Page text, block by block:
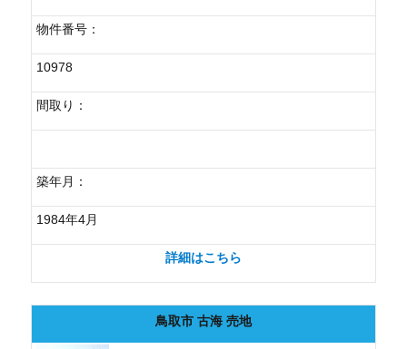
物件番号：
10978
間取り：
築年月：
1984年4月
詳細はこちら
鳥取市 古海 売地